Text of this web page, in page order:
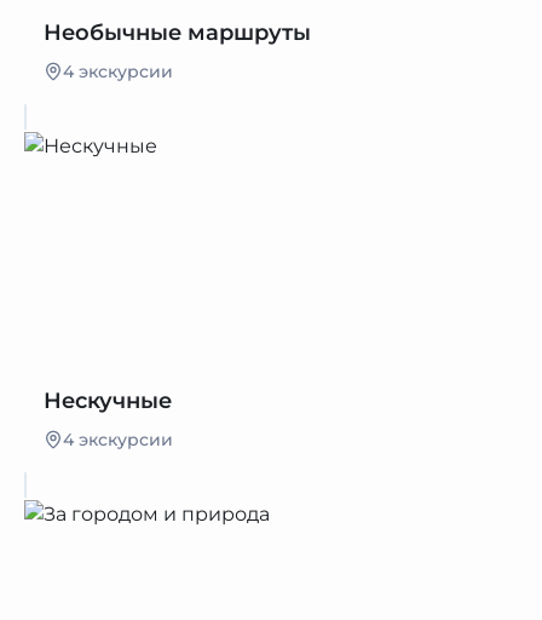
Необычные маршруты
4 экскурсии
Нескучные
4 экскурсии